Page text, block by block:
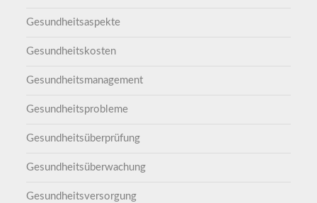
Gesundheitsaspekte
Gesundheitskosten
Gesundheitsmanagement
Gesundheitsprobleme
Gesundheitsüberprüfung
Gesundheitsüberwachung
Gesundheitsversorgung